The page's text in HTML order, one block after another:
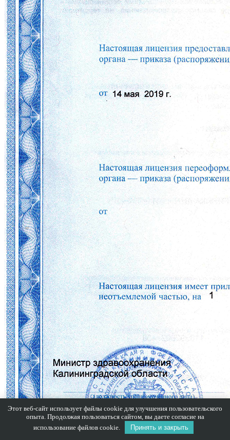
Этот веб-сайт использует файлы cookie для улучшения пользовательского
опыта. Продолжая пользоваться сайтом, вы даете согласие на
использование файлов cookie.
Принять и закрыть